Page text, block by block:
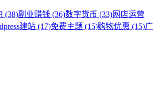
(38)副业赚钱 (36)数字货币 (33)网店运营
建站 (17)免费主题 (15)购物优惠 (15)广